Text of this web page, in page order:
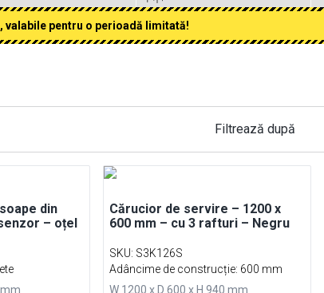
valabile pentru o perioadă limitată!
Filtrează după
din
– oțel
Cărucior de servire – 1200 x
600 mm – cu 3 rafturi – Negru
SKU: S3K126S
Adâncime de construcție: 600 mm
W 1200 x D 600 x H 940 mm